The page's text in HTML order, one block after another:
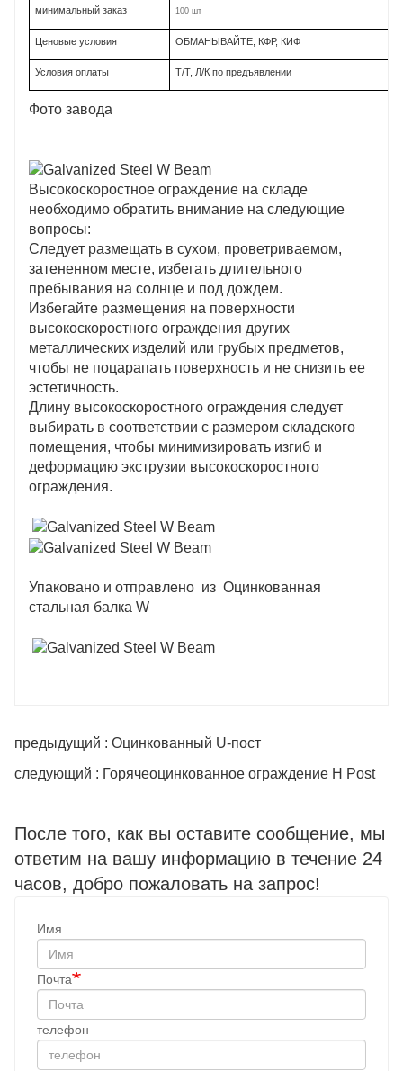
минимальный заказ 100 шт
Ценовые условия ОБМАНЫВАЙТЕ, КФР, КИФ
Условия оплаты Т/Т, Л/К по предъявлении
Фото завода
Высокоскоростное ограждение на складе
необходимо обратить внимание на следующие
вопросы:
Следует размещать в сухом, проветриваемом,
затененном месте, избегать длительного
пребывания на солнце и под дождем.
Избегайте размещения на поверхности
высокоскоростного ограждения других
металлических изделий или грубых предметов,
чтобы не поцарапать поверхность и не снизить ее
эстетичность.
Длину высокоскоростного ограждения следует
выбирать в соответствии с размером складского
помещения, чтобы минимизировать изгиб и
деформацию экструзии высокоскоростного
ограждения.
Упаковано и отправлено из Оцинкованная
стальная балка W
предыдущий : Оцинкованный U-пост
следующий : Горячеоцинкованное ограждение H Post
После того, как вы оставите сообщение, мы
ответим на вашу информацию в течение 24
часов, добро пожаловать на запрос!
Имя
Почта
телефон